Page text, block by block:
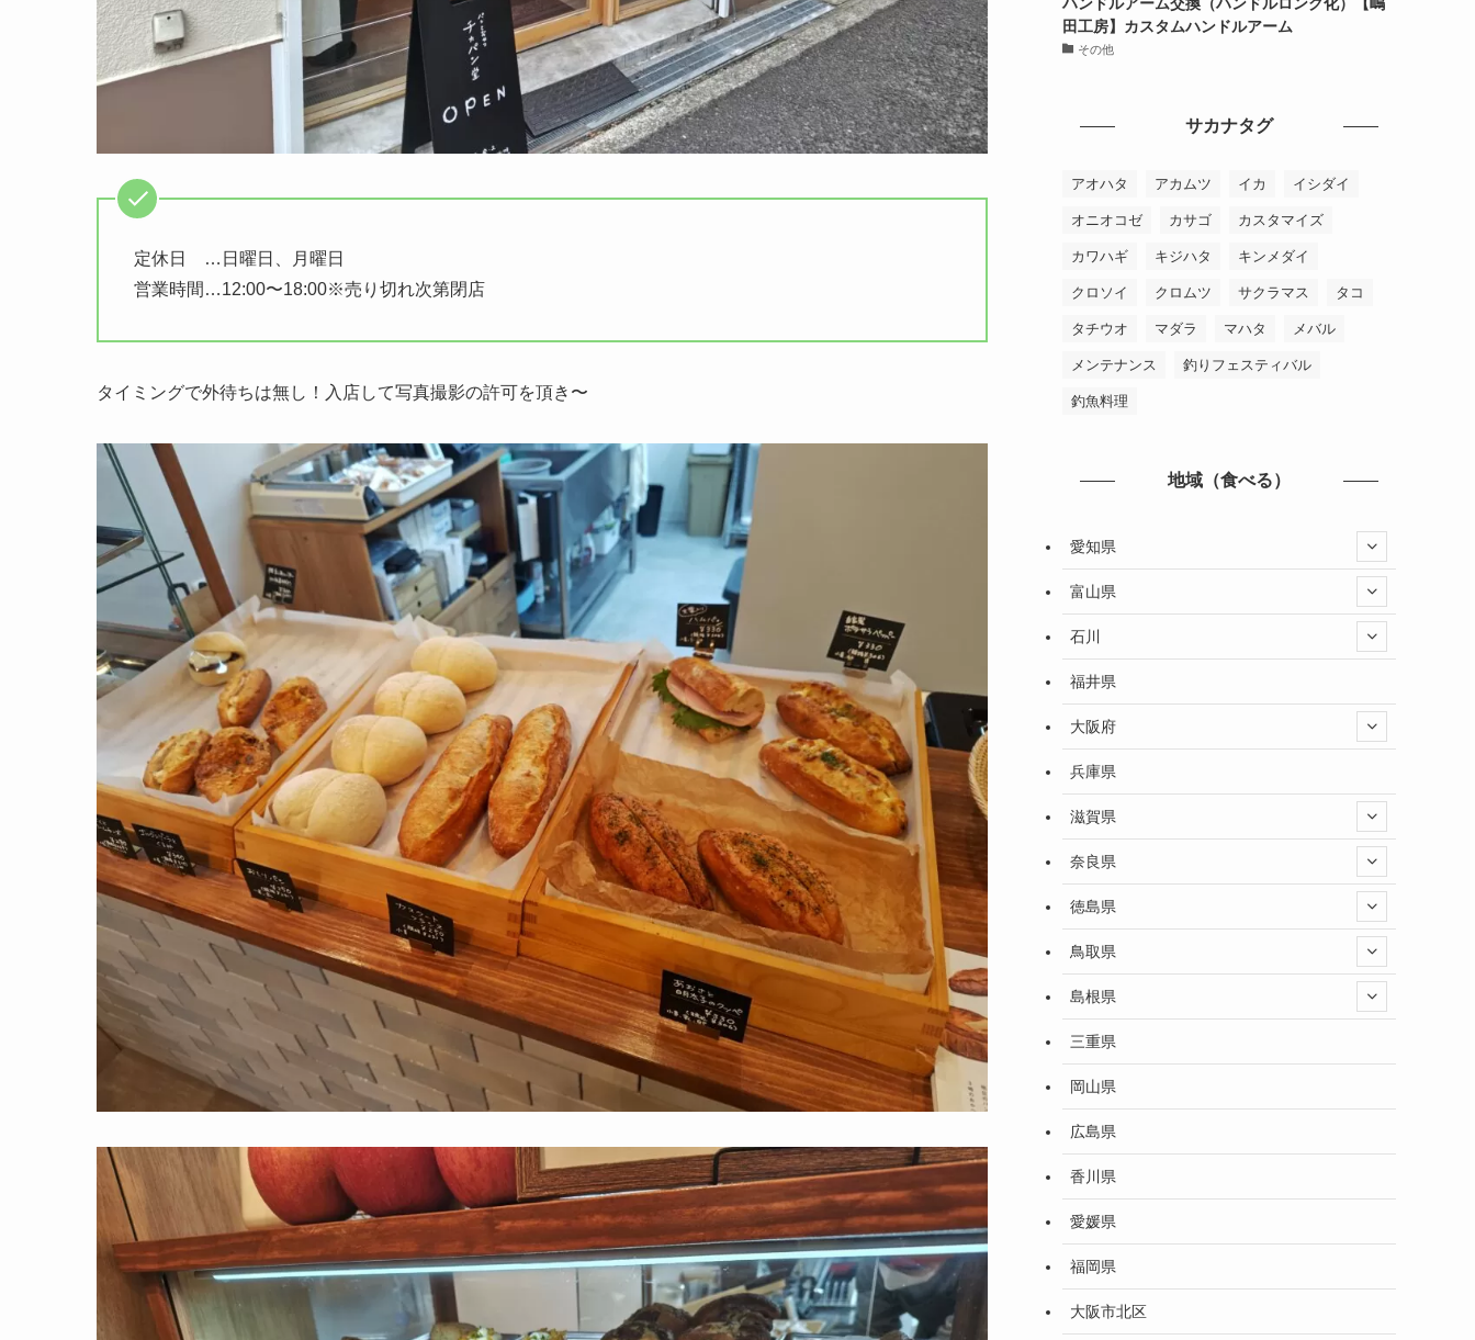
定休日 …日曜日、月曜日
営業時間…12:00〜18:00※売り切れ次第閉店
タイミングで外待ちは無し！入店して写真撮影の許可を頂き〜
田工房】カスタムハンドルアーム
その他
サカナタグ
アオハタ アカムツ イカ イシダイ
オニオコゼ カサゴ カスタマイズ
カワハギ キジハタ キンメダイ
クロソイ クロムツ サクラマス タコ
タチウオ マダラ マハタ メバル
メンテナンス 釣りフェスティバル
釣魚料理
地域（食べる）
愛知県
富山県
石川
福井県
大阪府
兵庫県
滋賀県
奈良県
徳島県
鳥取県
島根県
三重県
岡山県
広島県
香川県
愛媛県
福岡県
大阪市北区